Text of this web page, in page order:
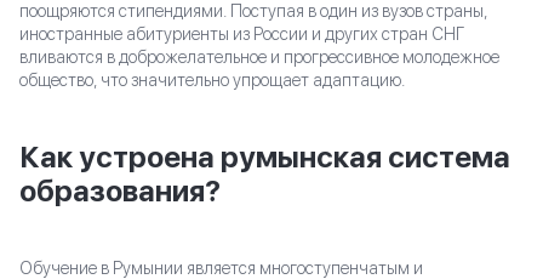
поощряются стипендиями. Поступая в один из вузов страны,
иностранные абитуриенты из России и других стран СНГ
вливаются в доброжелательное и прогрессивное молодежное
общество, что значительно упрощает адаптацию.
Как устроена румынская система
образования?
Обучение в Румынии является многоступенчатым и